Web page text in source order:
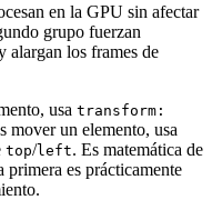
en la GPU sin afectar
grupo fuerzan
alargan los frames de
usa transform:
mover un elemento, usa
top/left. Es matemática de
es prácticamente